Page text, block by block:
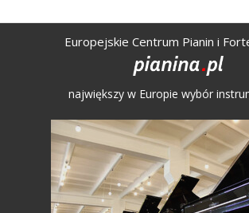
Europejskie Centrum Pianin i
największy w Europie wybór